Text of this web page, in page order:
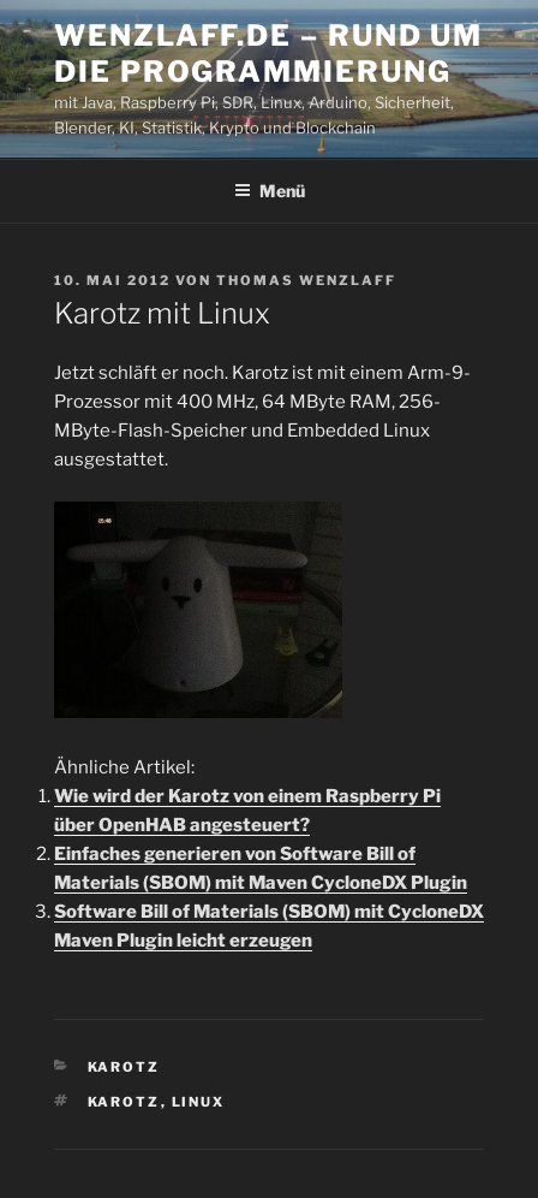
Zum
Inhalt
springen
WENZLAFF.DE – RUND UM
DIE PROGRAMMIERUNG
mit Java, Raspberry Pi, SDR, Linux, Arduino, Sicherheit,
Blender, KI, Statistik, Krypto und Blockchain
Menü
VERÖFFENTLICHT
AM
10. MAI 2012 VON THOMAS WENZLAFF
Karotz mit Linux
Jetzt schläft er noch. Karotz ist mit einem Arm-9-
Prozessor mit 400 MHz, 64 MByte RAM, 256-
MByte-Flash-Speicher und Embedded Linux
ausgestattet.
Ähnliche Artikel:
Wie wird der Karotz von einem Raspberry Pi
über OpenHAB angesteuert?
Einfaches generieren von Software Bill of
Materials (SBOM) mit Maven CycloneDX Plugin
Software Bill of Materials (SBOM) mit CycloneDX
Maven Plugin leicht erzeugen
KATEGORIEN
KAROTZ
SCHLAGWÖRTER
KAROTZ , LINUX